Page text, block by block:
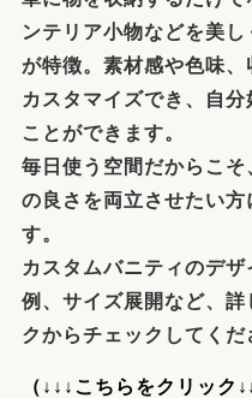
ンテリア小物などを美
が特徴。素材感や色味、
カスタマイズでき、自
ことができます。
毎日使う空間だからこ
の良さを両立させたい
す。
カスタムバニティのデ
例、サイズ展開など、
クからチェックしてくだ
（↓↓↓こちらをクリック